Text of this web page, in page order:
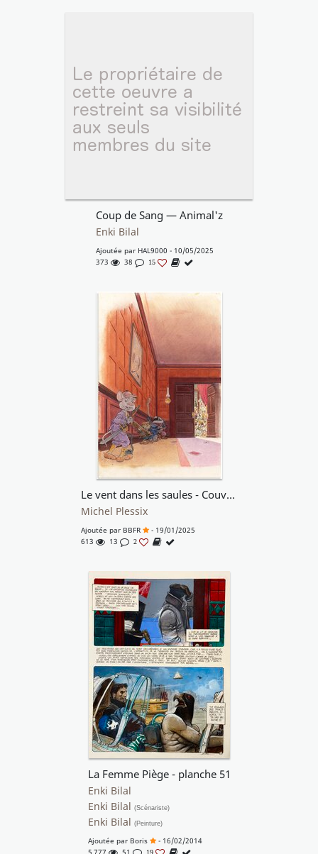
Coup de Sang — Animal'z
Enki Bilal
Ajoutée par HAL9000 - 10/05/2025
373
38 15
Le vent dans les saules - Couv. T4 - PLESSIX
Michel Plessix
Ajoutée par BBFR
- 19/01/2025
613
13 2
La Femme Piège - planche 51
Enki Bilal
Enki Bilal (Scénariste)
Enki Bilal (Peinture)
Ajoutée par Boris
- 16/02/2014
5 777
51 19